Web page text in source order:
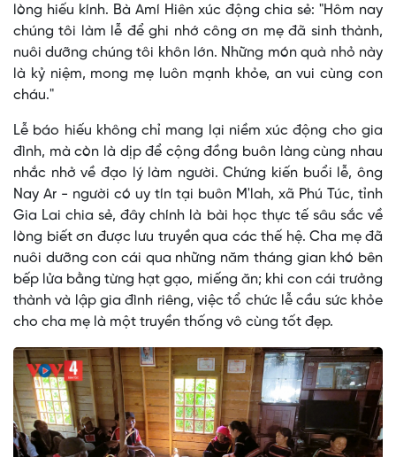
lòng hiếu kính. Bà Amí Hiên xúc động chia sẻ: "Hôm nay
chúng tôi làm lễ để ghi nhớ công ơn mẹ đã sinh thành,
nuôi dưỡng chúng tôi khôn lớn. Những món quà nhỏ này
là kỷ niệm, mong mẹ luôn mạnh khỏe, an vui cùng con
cháu."
Lễ báo hiếu không chỉ mang lại niềm xúc động cho gia
đình, mà còn là dịp để cộng đồng buôn làng cùng nhau
nhắc nhở về đạo lý làm người. Chứng kiến buổi lễ, ông
Nay Ar - người có uy tín tại buôn M'lah, xã Phú Túc, tỉnh
Gia Lai chia sẻ, đây chính là bài học thực tế sâu sắc về
lòng biết ơn được lưu truyền qua các thế hệ. Cha mẹ đã
nuôi dưỡng con cái qua những năm tháng gian khó bên
bếp lửa bằng từng hạt gạo, miếng ăn; khi con cái trưởng
thành và lập gia đình riêng, việc tổ chức lễ cầu sức khỏe
cho cha mẹ là một truyền thống vô cùng tốt đẹp.